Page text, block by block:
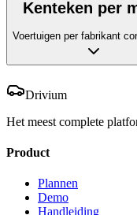
Kenteken per
Voertuigen per fabrikant
Drivium
Het meest complete
Product
Plannen
Demo
Handleiding